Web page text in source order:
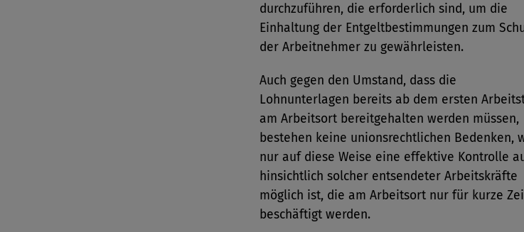
durchzuführen, die erforderlich sind, um die
Einhaltung der Entgeltbestimmungen zum
der Arbeitnehmer zu gewährleisten.
Auch gegen den Umstand, dass die
Lohnunterlagen bereits ab dem ersten
am Arbeitsort bereitgehalten werden müssen,
bestehen keine unionsrechtlichen Bedenken,
nur auf diese Weise eine effektive Kontrolle
hinsichtlich solcher entsendeter Arbeitskräfte
möglich ist, die am Arbeitsort nur für kurze
beschäftigt werden.